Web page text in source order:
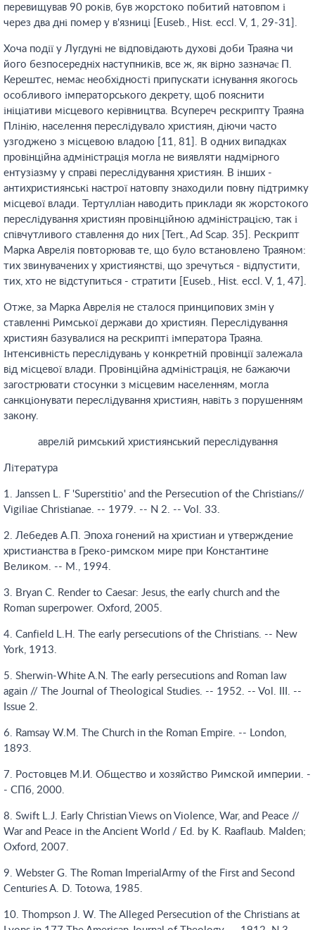
перевищував 90 років, був жорстоко побитий натовпом і
через два дні помер у в'язниці [Euseb., Hist. eccl. V, 1, 29-31].
Хоча події у Лугдуні не відповідають духові доби Траяна чи
його безпосередніх наступників, все ж, як вірно зазначає П.
Керештес, немає необхідності припускати існування якогось
особливого імператорського декрету, щоб пояснити
ініціативи місцевого керівництва. Всупереч рескрипту Траяна
Плінію, населення переслідувало християн, діючи часто
узгоджено з місцевою владою [11, 81]. В одних випадках
провінційна адміністрація могла не виявляти надмірного
ентузіазму у справі переслідування християн. В інших -
антихристиянські настрої натовпу знаходили повну підтримку
місцевої влади. Тертулліан наводить приклади як жорстокого
переслідування християн провінційною адміністрацією, так і
співчутливого ставлення до них [Tert., Ad Scap. 35]. Рескрипт
Марка Аврелія повторював те, що було встановлено Траяном:
тих звинувачених у християнстві, що зречуться - відпустити,
тих, хто не відступиться - стратити [Euseb., Hist. eccl. V, 1, 47].
Отже, за Марка Аврелія не сталося принципових змін у
ставленні Римської держави до християн. Переслідування
християн базувалися на рескрипті імператора Траяна.
Інтенсивність переслідувань у конкретній провінції залежала
від місцевої влади. Провінційна адміністрація, не бажаючи
загострювати стосунки з місцевим населенням, могла
санкціонувати переслідування християн, навіть з порушенням
закону.
аврелій римський християнський переслідування
Література
1. Janssen L. F 'Superstitio' and the Persecution of the Christians//
Vigiliae Christianae. -- 1979. -- N 2. -- Vol. 33.
2. Лебедев А.П. Эпоха гонений на христиан и утверждение
христианства в Греко-римском мире при Константине
Великом. -- М., 1994.
3. Bryan C. Render to Caesar: Jesus, the early church and the
Roman superpower. Oxford, 2005.
4. Canfield L.H. The early persecutions of the Christians. -- New
York, 1913.
5. Sherwin-White A.N. The early persecutions and Roman law
again // The Journal of Theological Studies. -- 1952. -- Vol. III. --
Issue 2.
6. Ramsay W.M. The Church in the Roman Empire. -- London,
1893.
7. Ростовцев М.И. Общество и хозяйство Римской империи. -
- СПб, 2000.
8. Swift L.J. Early Christian Views on Violence, War, and Peace //
War and Peace in the Ancient World / Ed. by K. Raaflaub. Malden;
Oxford, 2007.
9. Webster G. The Roman ImperialArmy of the First and Second
Centuries A. D. Totowa, 1985.
10. Thompson J. W. The Alleged Persecution of the Christians at